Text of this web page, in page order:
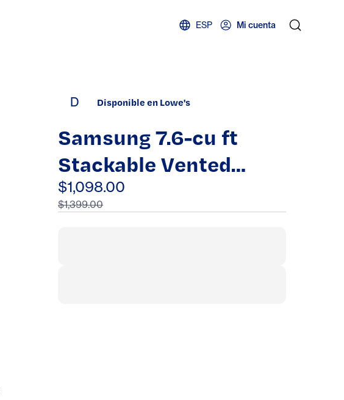
ESP Mi cuenta
D Disponible en Lowe's
Samsung 7.6-cu ft
Stackable Vented
Electric Dryer with
Steam Cycle ( Brushed
$1,098.00
$1,399.00